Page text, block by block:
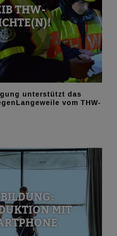
THW-
unterstützt das
vom THW-
MIT